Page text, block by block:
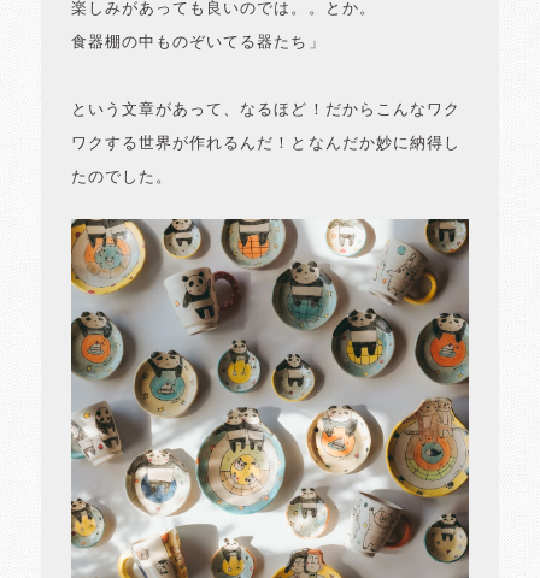
楽しみがあっても良いのでは。。とか。
食器棚の中ものぞいてる器たち」
という文章があって、なるほど！だからこんなワク
ワクする世界が作れるんだ！となんだか妙に納得し
たのでした。